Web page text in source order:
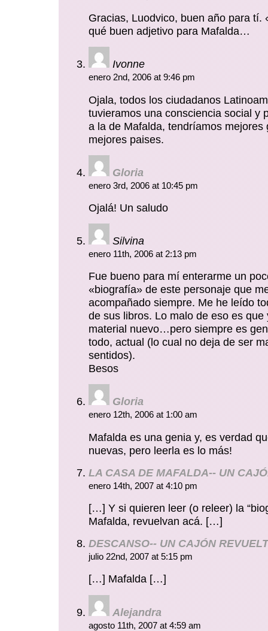
Gracias, Luodvico, buen año para tí.
qué buen adjetivo para Mafalda…
Ivonne
enero 2nd, 2006 at 9:46 pm
Ojala, todos los ciudadanos
tuvieramos una consciencia social y
a la de Mafalda, tendríamos mejores
mejores paises.
Gloria
enero 3rd, 2006 at 10:45 pm
Ojalá! Un saludo
Silvina
enero 11th, 2006 at 2:13 pm
Fue bueno para mí enterarme un
«biografía» de este personaje que
acompañado siempre. Me he leído
de sus libros. Lo malo de eso es que
material nuevo…pero siempre es
todo, actual (lo cual no deja de ser
sentidos).
Besos
Gloria
enero 12th, 2006 at 1:00 am
Mafalda es una genia y, es verdad
nuevas, pero leerla es lo más!
LA CASA DE MAFALDA-- UN
enero 14th, 2007 at 4:10 pm
[…] Y si quieren leer (o releer) la
Mafalda, revuelvan acá. […]
DESCANSO-- UN CAJÓN
julio 22nd, 2007 at 5:15 pm
[…] Mafalda […]
Alejandra
agosto 11th, 2007 at 4:59 am